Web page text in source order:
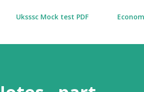
Uksssc Mock test PDF